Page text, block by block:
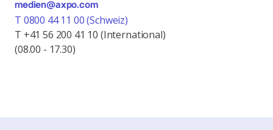
medien@axpo.com
T 0800 44 11 00 (Schweiz)
T +41 56 200 41 10 (International)
(08.00 - 17.30)